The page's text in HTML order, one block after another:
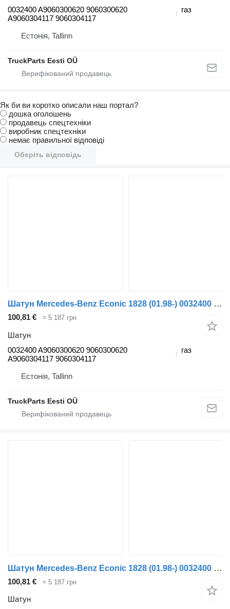
0032400 A9060300620 9060300620
A9060304117 9060304117
газ
Естонія, Tallinn
TruckParts Eesti OÜ
Як би ви коротко описали наш портал?
дошка оголошень
продавець спецтехніки
виробник спецтехніки
немає правильної відповіді
Оберіть відповідь
Шатун Mercedes-Benz Econic 1828 (01.98-) 0032400 до тягача Mercedes-Benz Econic (1998-2014)
100,81 € ≈ 5 187 грн
Шатун
0032400 A9060300620 9060300620
A9060304117 9060304117
газ
Естонія, Tallinn
TruckParts Eesti OÜ
Шатун Mercedes-Benz Econic 1828 (01.98-) 0032400 до тягача Mercedes-Benz Econic (1998-2014)
100,81 € ≈ 5 187 грн
Шатун